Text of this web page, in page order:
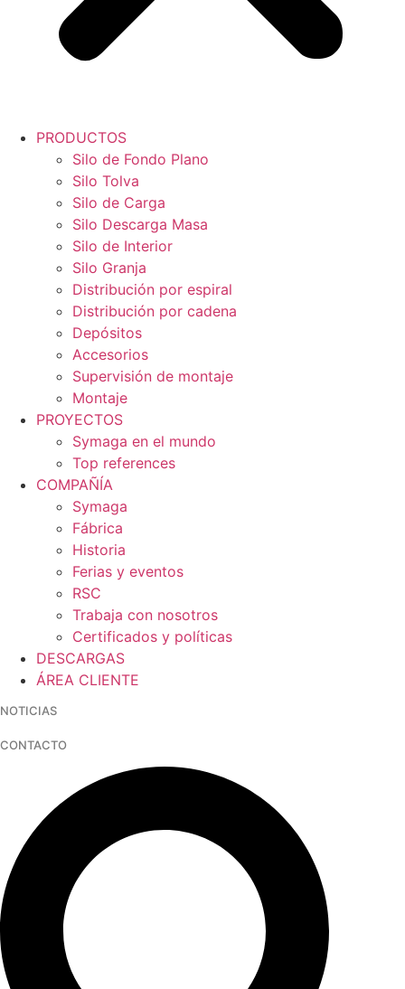
PRODUCTOS
Silo de Fondo Plano
Silo Tolva
Silo de Carga
Silo Descarga Masa
Silo de Interior
Silo Granja
Distribución por espiral
Distribución por cadena
Depósitos
Accesorios
Supervisión de montaje
Montaje
PROYECTOS
Symaga en el mundo
Top references
COMPAÑÍA
Symaga
Fábrica
Historia
Ferias y eventos
RSC
Trabaja con nosotros
Certificados y políticas
DESCARGAS
ÁREA CLIENTE
NOTICIAS
CONTACTO